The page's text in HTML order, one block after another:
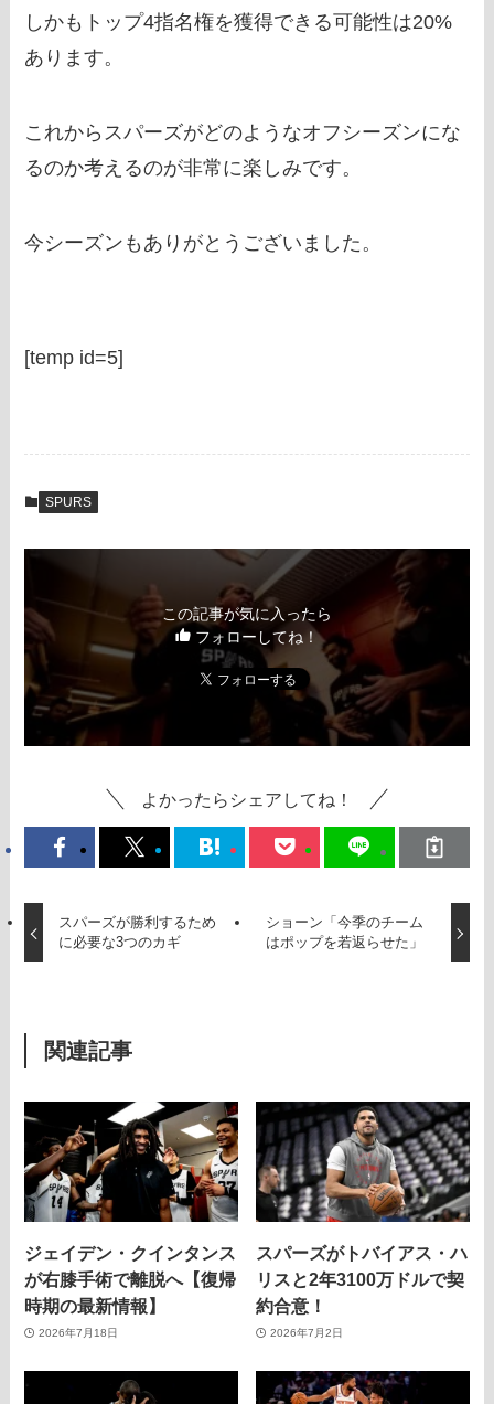
しかもトップ4指名権を獲得できる可能性は20%
あります。
これからスパーズがどのようなオフシーズンにな
るのか考えるのが非常に楽しみです。
今シーズンもありがとうございました。
[temp id=5]
SPURS
この記事が気に入ったら
フォローしてね！
よかったらシェアしてね！
スパーズが勝利するため
に必要な3つのカギ
ショーン「今季のチーム
はポップを若返らせた」
関連記事
ジェイデン・クインタンス
が右膝手術で離脱へ【復帰
時期の最新情報】
2026年7月18日
スパーズがトバイアス・ハ
リスと2年3100万ドルで契
約合意！
2026年7月2日